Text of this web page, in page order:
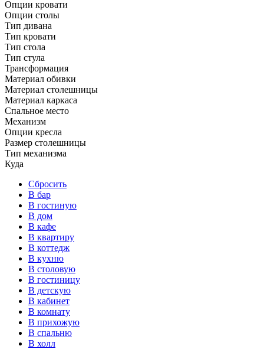
Опции кровати
Опции столы
Тип дивана
Тип кровати
Тип стола
Тип стула
Трансформация
Материал обивки
Материал столешницы
Материал каркаса
Спальное место
Механизм
Опции кресла
Размер столешницы
Тип механизма
Куда
Сбросить
В бар
В гостиную
В дом
В кафе
В квартиру
В коттедж
В кухню
В столовую
В гостиницу
В детскую
В кабинет
В комнату
В прихожую
В спальню
В холл